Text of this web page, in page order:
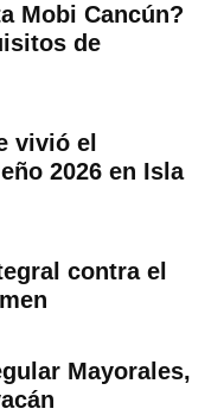
Mobi Cancún?
de
vivió el
2026 en Isla
contra el
Mayorales,